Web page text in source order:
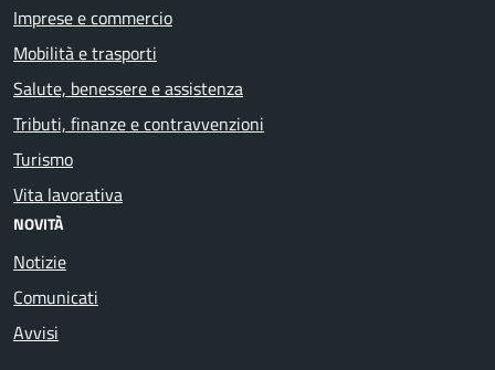
Imprese e commercio
Mobilità e trasporti
Salute, benessere e assistenza
Tributi, finanze e contravvenzioni
Turismo
Vita lavorativa
NOVITÀ
Notizie
Comunicati
Avvisi